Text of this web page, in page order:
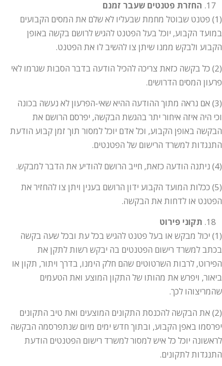
החזרת פטנטים שעבר זמנם
(1) פטנט שבוטל מחמת שבעליו לא שלם את המסים הקבועים
במועד הקבוע, יוכל בעל הפטנט להגיש לרושם בקשה באופן
הקבוע ולבקש ממנו שיתן צו להשיב לו את הפטנט.
(2) כל בקשה כזאת צריכה להכיל הודעה בדבר הסבות שגרמו לאי
פרעון המסים הדרושים.
(3) אם נראה מתוך ההודעה ההיא שאי-הפרעון לא נעשה בכונה
וכי היה איזה איחור יתר בהגשת הבקשה, יפרסם הרושם את
הבקשה באופן הקבוע, וכל אדם יוכל למסור תוך זמן קבוע הודעת
התנגדות למשרד הרישום של הפטנטים.
(4) ניתנה הודעה כזאת, חייב הרושם להודיע את הדבר למבקש.
(5) ככלות המועד הקבוע ידון הרושם בענין ויתן צו להחזיר את
הפטנט או לדחות את הבקשה.
תקוני פירוט
(1) יכול מבקש או בעל פטנט להגיש בכל עת ובכל שעה בקשה
בכתב למשרד רישום הפטנטים בה יבקש רשות לתקן את
הפירוט, לרבות השרטוטים שהם חלק הימנו, בדרך ויתור, תקון או
ביאור, ויפרש את מהותו של התקון המוצע ואת הטעמים
שהמריצוהו לכך.
(2) את הבקשה להכנסת התקונים המוצעים ואת טיב התקונים
יפרסמו באפן הקבוע, ובתוך חדש ימים מיום שנתפרסמה הבקשה
לראשונה יוכל כל איש למסור למשרד רישום הפטנטים הודעת
התנגדות לתקונים.